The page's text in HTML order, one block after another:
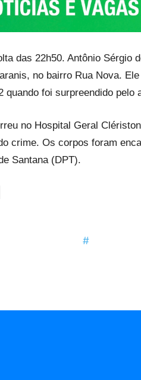
das 22h50. Antônio Sérgio
no bairro Rua Nova.
quando foi surpreendido pelo
no Hospital Geral
crime. Os corpos foram
Santana (DPT).